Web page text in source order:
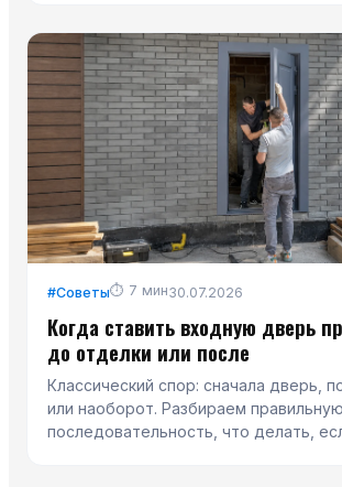
#Советы⏱ 7 мин30.07.2026
Когда ставить входную дверь
до отделки или после
Классический спор: сначала дверь,
или наоборот. Разбираем правильную
последовательность, что делать,